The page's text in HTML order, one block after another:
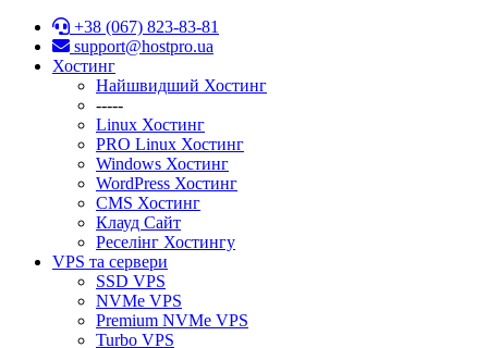
+38 (067) 823-83-81
support@hostpro.ua
Хостинг
Найшвидший Хостинг
-----
Linux Хостинг
PRO Linux Хостинг
Windows Хостинг
WordPress Хостинг
CMS Хостинг
Клауд Сайт
Реселінг Хостингу
VPS та сервери
SSD VPS
NVMe VPS
Premium NVMe VPS
Turbo VPS